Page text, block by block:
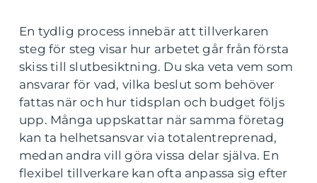
En tydlig process innebär att tillverkaren
steg för steg visar hur arbetet går från första
skiss till slutbesiktning. Du ska veta vem som
ansvarar för vad, vilka beslut som behöver
fattas när och hur tidsplan och budget följs
upp. Många uppskattar när samma företag
kan ta helhetsansvar via totalentreprenad,
medan andra vill göra vissa delar själva. En
flexibel tillverkare kan ofta anpassa sig efter